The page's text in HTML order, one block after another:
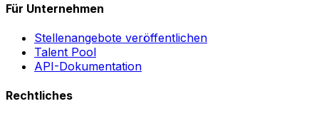
Für Unternehmen
Stellenangebote veröffentlichen
Talent Pool
API-Dokumentation
Rechtliches